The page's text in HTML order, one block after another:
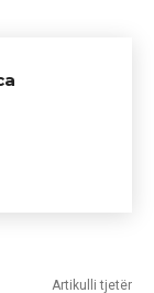
Artikulli tjetër